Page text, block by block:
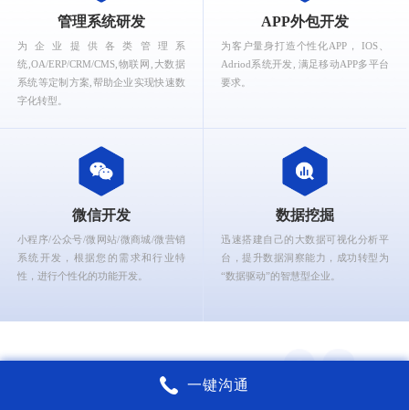
What can Ruizhi Interactive provide for you?
管理系统研发
为企业提供各类管理系
统,OA/ERP/CRM/CMS,物联网,大数据
系统等定制方案,帮助企业实现快速数
字化转型。
APP外包开发
为客户量身打造个性化APP， IOS、
Adriod系统开发, 满足移动APP多平台
要求。
微信开发
小程序/公众号/微网站/微商城/微营销
系统开发，根据您的需求和行业特
性，进行个性化的功能开发。
数据挖掘
迅速搭建自己的大数据可视化分析平
台，提升数据洞察能力，成功转型为
“数据驱动”的智慧型企业。
锐智互动核心能力
一键沟通